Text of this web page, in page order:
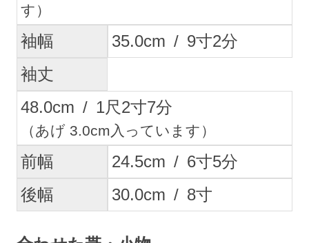
す）
袖幅 35.0cm / 9寸2分
袖丈
48.0cm / 1尺2寸7分
（あげ 3.0cm入っています）
前幅 24.5cm / 6寸5分
後幅
30.0cm / 8寸